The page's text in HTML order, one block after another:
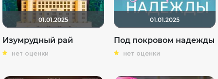
01.01.2025
Изумрудный рай
нет оценки
01.01.2025
Под покровом надежды
нет оценки